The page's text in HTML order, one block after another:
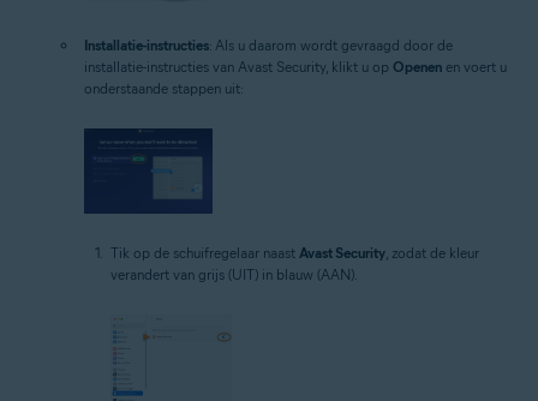
Installatie-instructies: Als u daarom wordt gevraagd door de
installatie-instructies van Avast Security, klikt u op Openen en voert u
onderstaande stappen uit:
Tik op de schuifregelaar naast Avast Security, zodat de kleur
verandert van grijs (UIT) in blauw (AAN).